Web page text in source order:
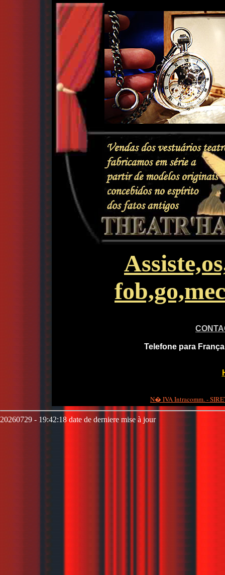
Telefone para
N� IVA Intracomm. -
20260729 - 19:42:18 date de derniere mise à jour